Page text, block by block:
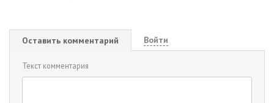
Оставить комментарий Войти
Текст комментария